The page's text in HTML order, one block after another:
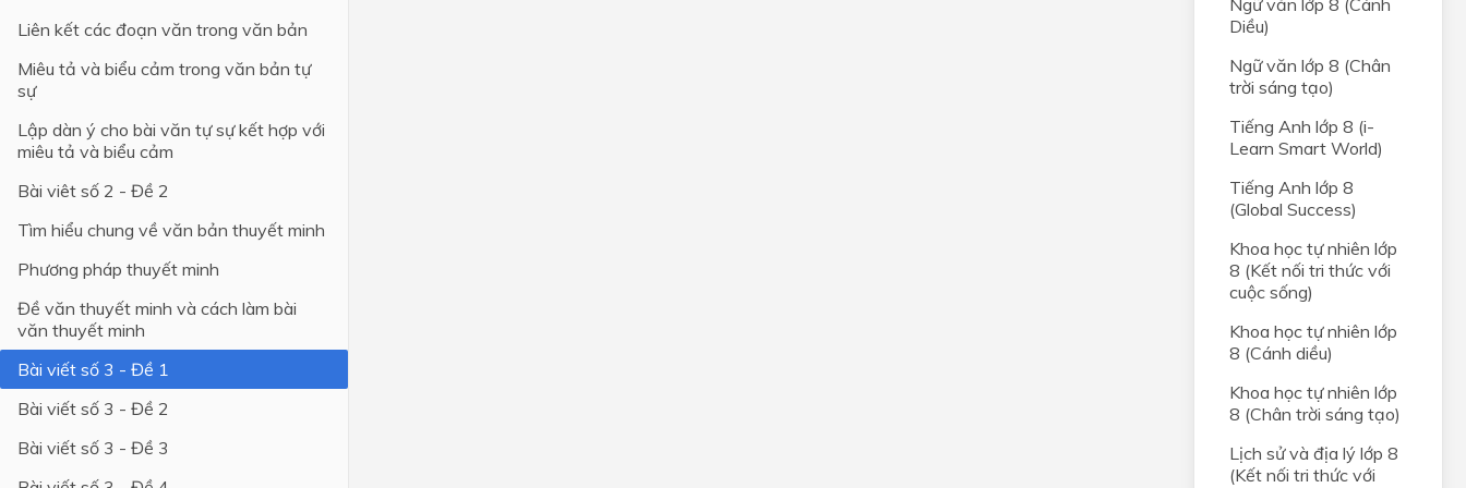
Lớp 4
Lớp 3
Lớp 1
Liên kết các đoạn văn trong văn bản
Miêu tả và biểu cảm trong văn bản tự
sự
Lập dàn ý cho bài văn tự sự kết hợp với
miêu tả và biểu cảm
Bài viêt số 2 - Đề 2
Tìm hiểu chung về văn bản thuyết minh
Phương pháp thuyết minh
Đề văn thuyết minh và cách làm bài
văn thuyết minh
Bài viết số 3 - Đề 1
Bài viết số 3 - Đề 2
Bài viết số 3 - Đề 3
Ngữ văn lớp 8 (Cánh
Diều)
Ngữ văn lớp 8 (Chân
trời sáng tạo)
Tiếng Anh lớp 8 (i-
Learn Smart World)
Tiếng Anh lớp 8
(Global Success)
Khoa học tự nhiên lớp
8 (Kết nối tri thức với
cuộc sống)
Khoa học tự nhiên lớp
8 (Cánh diều)
Khoa học tự nhiên lớp
8 (Chân trời sáng tạo)
Lịch sử và địa lý lớp 8
(Kết nối tri thức với